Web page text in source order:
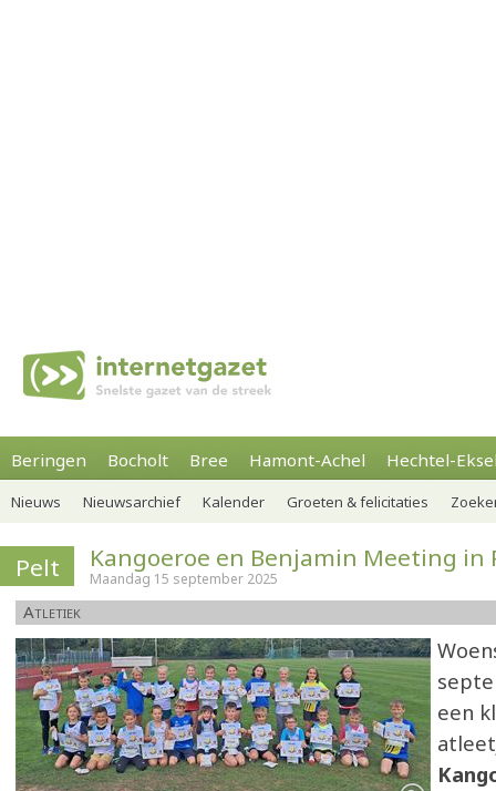
Beringen Bocholt Bree Hamont-Achel Hechtel-
Nieuws Nieuwsarchief Kalender Groeten & felicitaties
Pelt Kangoeroe en Benjamin Meeting in
Maandag 15 september 2025
Atletiek
een